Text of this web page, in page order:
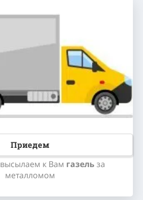
Приедем
высылаем к Вам газель за
металломом